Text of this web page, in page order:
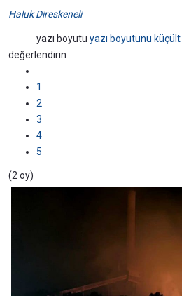
Haluk Direskeneli
yazı boyutu yazı boyutunu küçült
değerlendirin
1
2
3
4
5
(2 oy)